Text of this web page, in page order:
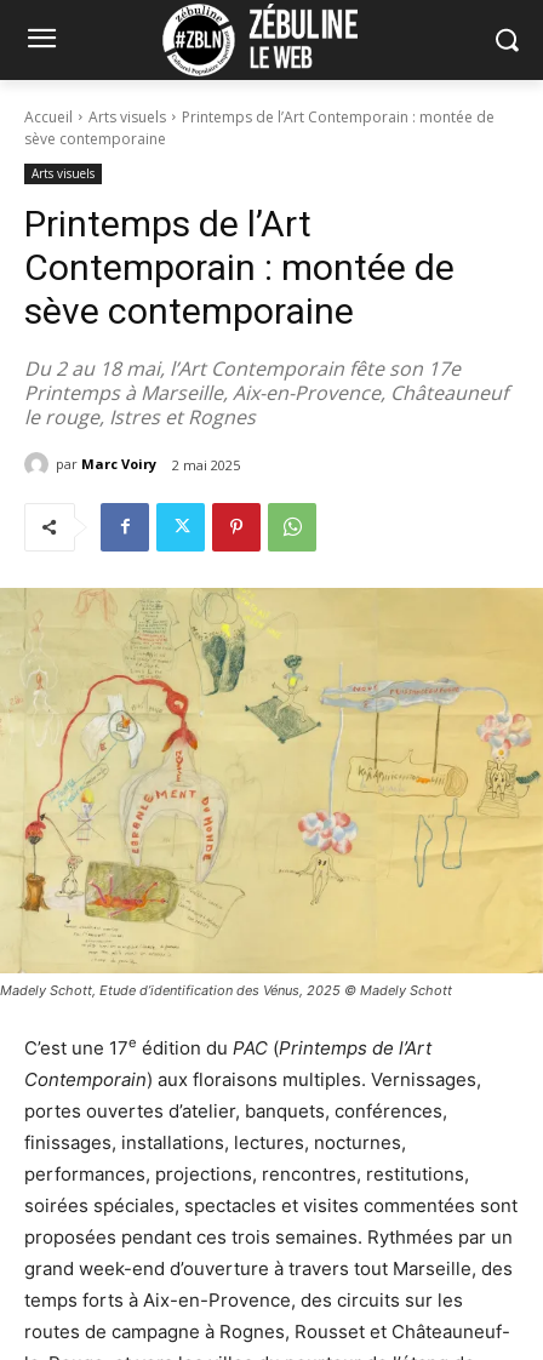
Accueil Arts visuels
Printemps de l’Art Contemporain : montée de
sève contemporaine
Arts visuels
Printemps de l’Art
Contemporain : montée de
sève contemporaine
Du 2 au 18 mai, l’Art Contemporain fête son 17e
Printemps à Marseille, Aix-en-Provence, Châteauneuf
le rouge, Istres et Rognes
par Marc Voiry 2 mai 2025
Madely Schott, Etude d’identification des Vénus, 2025 © Madely Schott
C’est une 17e édition du PAC (Printemps de l’Art
Contemporain) aux floraisons multiples. Vernissages,
portes ouvertes d’atelier, banquets, conférences,
finissages, installations, lectures, nocturnes,
performances, projections, rencontres, restitutions,
soirées spéciales, spectacles et visites commentées sont
proposées pendant ces trois semaines. Rythmées par un
grand week-end d’ouverture à travers tout Marseille, des
temps forts à Aix-en-Provence, des circuits sur les
routes de campagne à Rognes, Rousset et Châteauneuf-